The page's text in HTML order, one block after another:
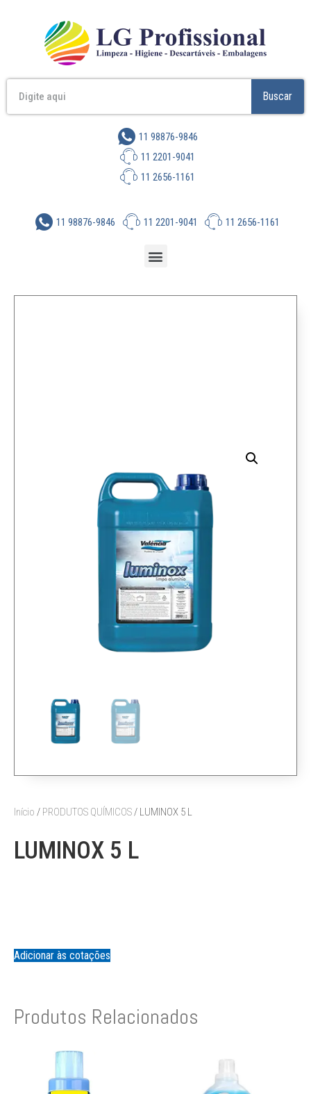
Buscar
11 98876-9846
11 2201-9041
11 2656-1161
11 98876-9846 11 2201-9041 11 2656-1161
Início / PRODUTOS QUÍMICOS/ LUMINOX 5 L
LUMINOX 5 L
Adicionar às cotações
Produtos Relacionados